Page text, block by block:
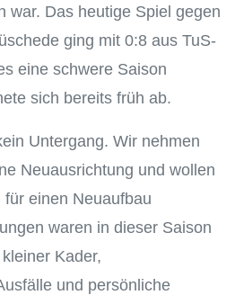
war. Das heutige Spiel gegen
ging mit 0:8 aus TuS-
eine schwere Saison
sich bereits früh ab.
Untergang. Wir nehmen
Neuausrichtung und wollen
einen Neuaufbau
waren in dieser Saison
Kader,
und persönliche